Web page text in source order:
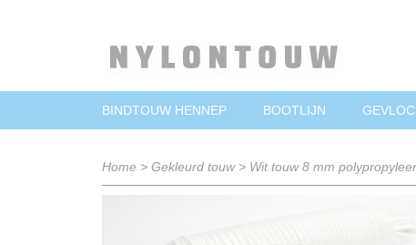
BINDTOUW HENNEP BOOTLIJN
Home > Gekleurd touw> Wit touw 8 mm